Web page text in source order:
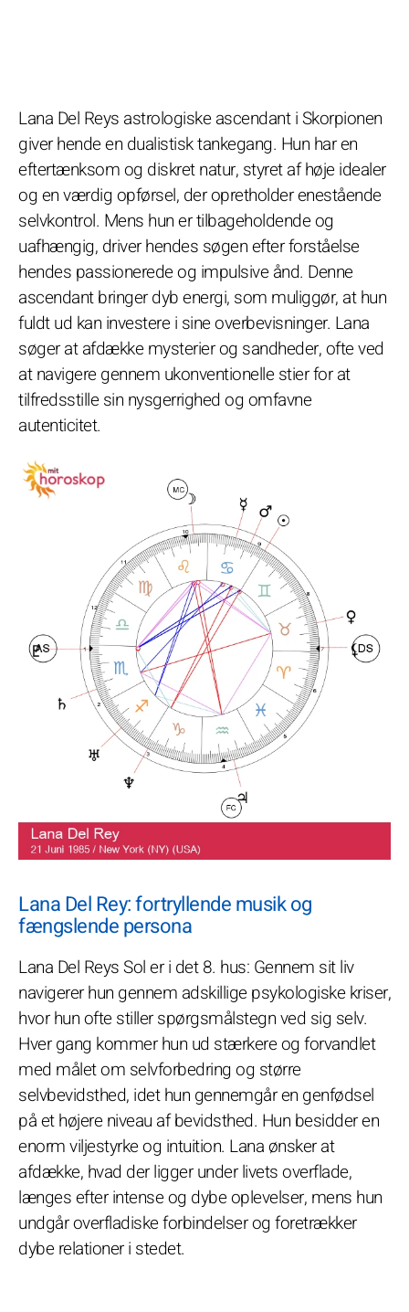
Lana Del Reys astrologiske ascendant i Skorpionen
giver hende en dualistisk tankegang. Hun har en
eftertænksom og diskret natur, styret af høje idealer
og en værdig opførsel, der opretholder enestående
selvkontrol. Mens hun er tilbageholdende og
uafhængig, driver hendes søgen efter forståelse
hendes passionerede og impulsive ånd. Denne
ascendant bringer dyb energi, som muliggør, at hun
fuldt ud kan investere i sine overbevisninger. Lana
søger at afdække mysterier og sandheder, ofte ved
at navigere gennem ukonventionelle stier for at
tilfredsstille sin nysgerrighed og omfavne
autenticitet.
Lana Del Rey: fortryllende musik og
fængslende persona
Lana Del Reys Sol er i det 8. hus: Gennem sit liv
navigerer hun gennem adskillige psykologiske kriser,
hvor hun ofte stiller spørgsmålstegn ved sig selv.
Hver gang kommer hun ud stærkere og forvandlet
med målet om selvforbedring og større
selvbevidsthed, idet hun gennemgår en genfødsel
på et højere niveau af bevidsthed. Hun besidder en
enorm viljestyrke og intuition. Lana ønsker at
afdække, hvad der ligger under livets overflade,
længes efter intense og dybe oplevelser, mens hun
undgår overfladiske forbindelser og foretrækker
dybe relationer i stedet.